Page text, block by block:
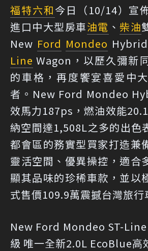
福特六和今日（10/14）宣
進口中大型房車油電 、 柴油
New Ford Mondeo Hybrid
Line Wagon，以歷久彌新
的車格，再度饗宴喜愛中
者。New Ford Mondeo
效馬力187ps，燃油效能
納空間達1,508L之多的出色
都會區的務實型買家打造兼
靈活空間、優異操控，適合
顯其品味的珍稀車款，並以
式售價109.9萬震撼台灣旅行
New Ford Mondeo ST-
級 唯一全新2.0L EcoBlue高